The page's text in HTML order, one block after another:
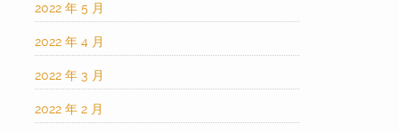
2022 年 5 月
2022 年 4 月
2022 年 3 月
2022 年 2 月